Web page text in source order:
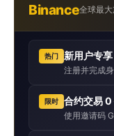
Binance全球最
热门 新用户专
注册并完成
限时 合约交易 0
使用邀请码